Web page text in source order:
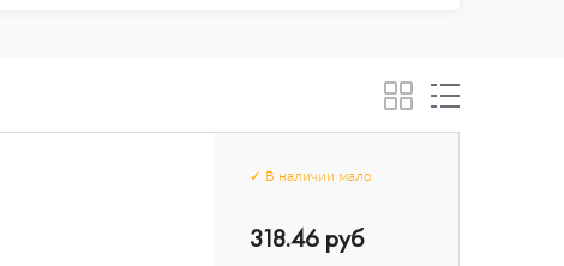
✓ В наличии мало
318.46 руб